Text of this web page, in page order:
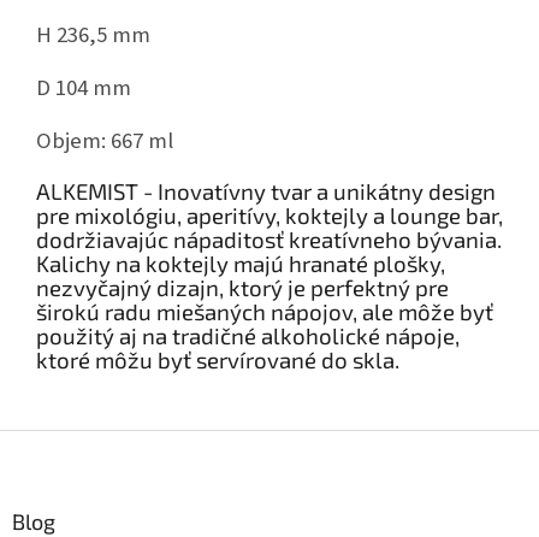
H 236,5 mm
D 104 mm
Objem: 667 ml
ALKEMIST - Inovatívny tvar a unikátny design
pre mixológiu, aperitívy, koktejly a lounge bar,
dodržiavajúc nápaditosť kreatívneho bývania.
Kalichy na koktejly majú hranaté plošky,
nezvyčajný dizajn, ktorý je perfektný pre
širokú radu miešaných nápojov, ale môže byť
použitý aj na tradičné alkoholické nápoje,
ktoré môžu byť servírované do skla.
Blog